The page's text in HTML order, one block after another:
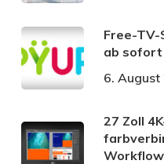
Free-TV-
ab sofort
6. August
27 Zoll